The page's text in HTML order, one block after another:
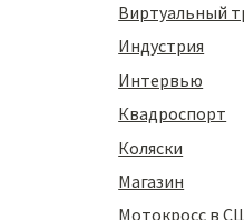
Виртуальный
Индустрия
Интервью
Квадроспорт
Коляски
Магазин
Мотокросс в